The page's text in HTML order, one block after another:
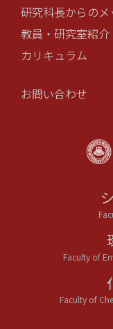
研究科長からのメ
教員・研究室紹介
カリキュラム
お問い合わせ
Faculty of
Faculty of